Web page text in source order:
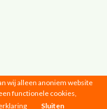
wij alleen anoniem website
functionele cookies,
Sluiten